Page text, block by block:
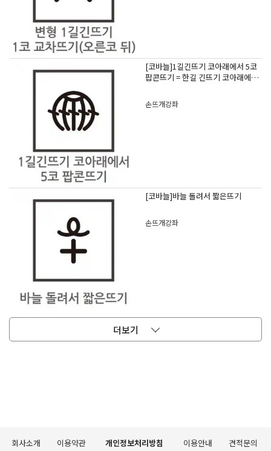
[코바늘]1길긴뜨기 코아래에서 5코
팝콘뜨기 = 한길 긴뜨기 코아래에서
손뜨개강좌
[코바늘]바늘 돌려서 짧은뜨기
손뜨개강좌
더보기
회사소개 이용약관 개인정보처리방침 이용안내 견적문의